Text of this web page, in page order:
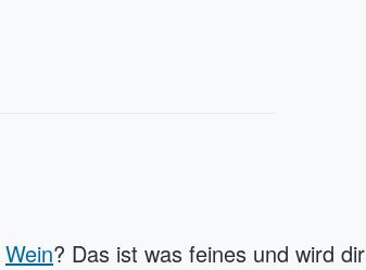
Wein? Das ist was feines und wird dir